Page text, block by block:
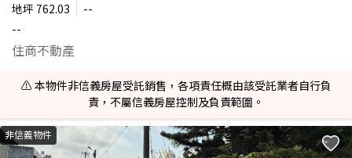
地坪 762.03
--
--
住商不動產
⚠️ 本物件非信義房屋受託銷售，各項責任概由該受託業者自行負
責，不屬信義房屋控制及負責範圍。
非信義物件